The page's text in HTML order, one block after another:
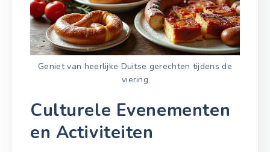
Geniet van heerlijke Duitse gerechten tijdens de
viering
Culturele Evenementen
en Activiteiten